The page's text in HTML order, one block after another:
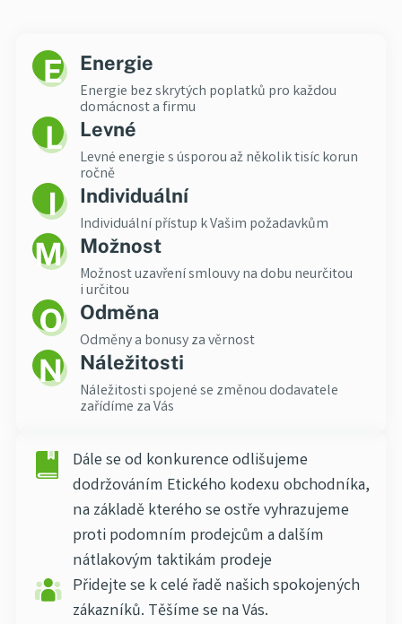
Energie
Energie bez skrytých poplatků pro každou
domácnost a firmu
Levné
Levné energie s úsporou až několik tisíc korun
ročně
Individuální
Individuální přístup k Vašim požadavkům
Možnost
Možnost uzavření smlouvy na dobu neurčitou
i určitou
Odměna
Odměny a bonusy za věrnost
Náležitosti
Náležitosti spojené se změnou dodavatele
zařídíme za Vás
Dále se od konkurence odlišujeme
dodržováním Etického kodexu obchodníka,
na základě kterého se ostře vyhrazujeme
proti podomním prodejcům a dalším
nátlakovým taktikám prodeje
Přidejte se k celé řadě našich spokojených
zákazníků. Těšíme se na Vás.